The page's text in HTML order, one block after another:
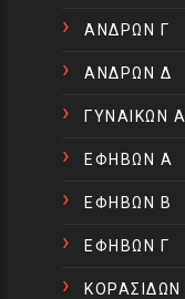
ΑΝΔΡΩΝ Γ
ΑΝΔΡΩΝ Δ
ΓΥΝΑΙΚΩΝ Α
ΕΦΗΒΩΝ Α
ΕΦΗΒΩΝ Β
ΕΦΗΒΩΝ Γ
ΚΟΡΑΣΙΔΩΝ